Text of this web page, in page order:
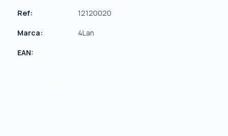
Ref: 12120020
Marca: 4Lan
EAN: